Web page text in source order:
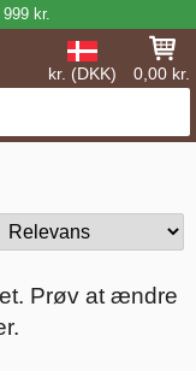
kr.
kr. (DKK) 0,00 kr.
Prøv at ændre